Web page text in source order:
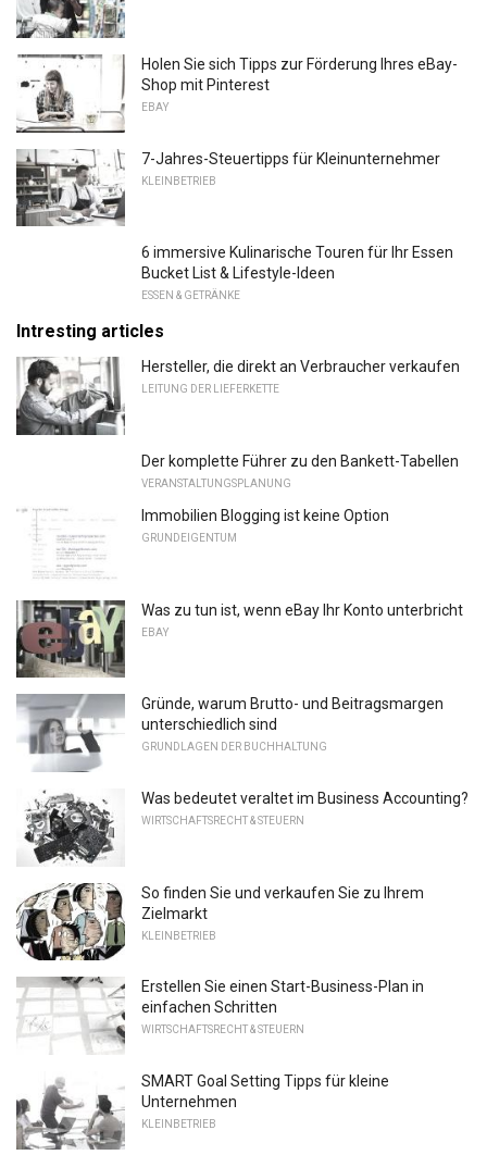
Holen Sie sich Tipps zur Förderung Ihres eBay-
Shop mit Pinterest
EBAY
7-Jahres-Steuertipps für Kleinunternehmer
KLEINBETRIEB
6 immersive Kulinarische Touren für Ihr Essen
Bucket List & Lifestyle-Ideen
ESSEN & GETRÄNKE
Intresting articles
Hersteller, die direkt an Verbraucher verkaufen
LEITUNG DER LIEFERKETTE
Der komplette Führer zu den Bankett-Tabellen
VERANSTALTUNGSPLANUNG
Immobilien Blogging ist keine Option
GRUNDEIGENTUM
Was zu tun ist, wenn eBay Ihr Konto unterbricht
EBAY
Gründe, warum Brutto- und Beitragsmargen
unterschiedlich sind
GRUNDLAGEN DER BUCHHALTUNG
Was bedeutet veraltet im Business Accounting?
WIRTSCHAFTSRECHT & STEUERN
So finden Sie und verkaufen Sie zu Ihrem
Zielmarkt
KLEINBETRIEB
Erstellen Sie einen Start-Business-Plan in
einfachen Schritten
WIRTSCHAFTSRECHT & STEUERN
SMART Goal Setting Tipps für kleine
Unternehmen
KLEINBETRIEB